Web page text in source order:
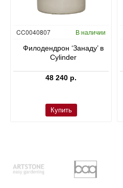
CC0040807 В наличии
Филодендрон ‘Занаду’ в
Cylinder
48 240 р.
Купить